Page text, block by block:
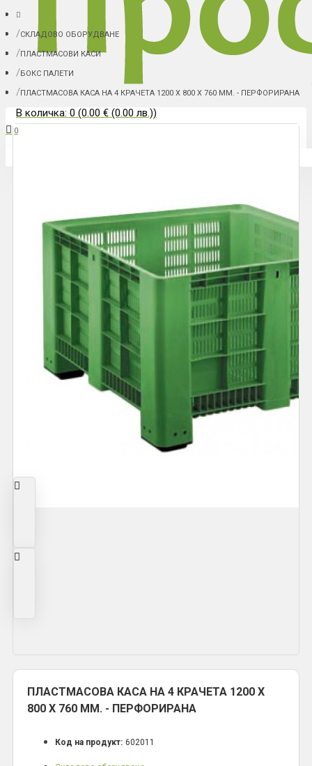
В количка: 0 (0.00 € (0.00 лв.))
0
СКЛАДОВО ОБОРУДВАНЕ
ПЛАСТМАСОВИ КАСИ
БОКС ПАЛЕТИ
ПЛАСТМАСОВА КАСА НА 4 КРАЧЕТА 1200 Х 800 Х 760 ММ. - ПЕРФОРИРАНА
ПЛАСТМАСОВА КАСА НА 4 КРАЧЕТА 1200 Х
800 Х 760 ММ. - ПЕРФОРИРАНА
Код на продукт: 602011